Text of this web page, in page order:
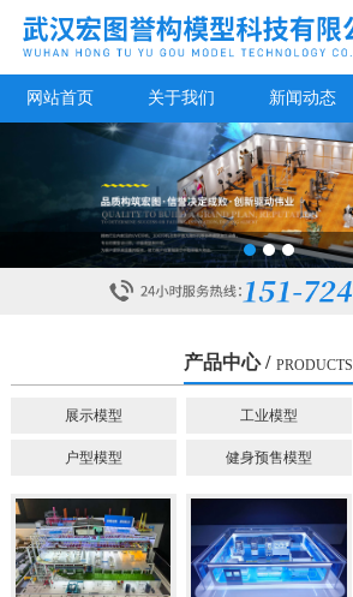
网站首页 关于我们 新闻动态
售后服务 在线留言
1 2 3
产品中心 / PRODUCTS
展示模型 工业模型
户型模型 健身预售模型